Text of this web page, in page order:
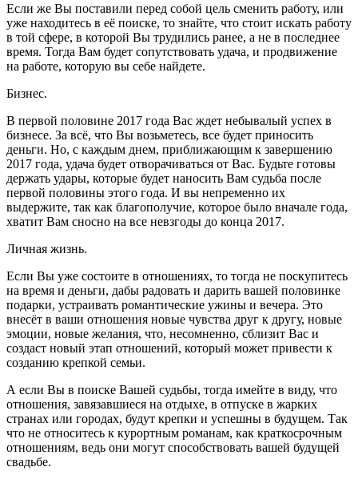
Если же Вы поставили перед собой цель сменить работу, или
уже находитесь в её поиске, то знайте, что стоит искать работу
в той сфере, в которой Вы трудились ранее, а не в последнее
время. Тогда Вам будет сопутствовать удача, и продвижение
на работе, которую вы себе найдете.
Бизнес.
В первой половине 2017 года Вас ждет небывалый успех в
бизнесе. За всё, что Вы возьметесь, все будет приносить
деньги. Но, с каждым днем, приближающим к завершению
2017 года, удача будет отворачиваться от Вас. Будьте готовы
держать удары, которые будет наносить Вам судьба после
первой половины этого года. И вы непременно их
выдержите, так как благополучие, которое было вначале года,
хватит Вам сносно на все невзгоды до конца 2017.
Личная жизнь.
Если Вы уже состоите в отношениях, то тогда не поскупитесь
на время и деньги, дабы радовать и дарить вашей половинке
подарки, устраивать романтические ужины и вечера. Это
внесёт в ваши отношения новые чувства друг к другу, новые
эмоции, новые желания, что, несомненно, сблизит Вас и
создаст новый этап отношений, который может привести к
созданию крепкой семьи.
А если Вы в поиске Вашей судьбы, тогда имейте в виду, что
отношения, завязавшиеся на отдыхе, в отпуске в жарких
странах или городах, будут крепки и успешны в будущем. Так
что не относитесь к курортным романам, как краткосрочным
отношениям, ведь они могут способствовать вашей будущей
свадьбе.